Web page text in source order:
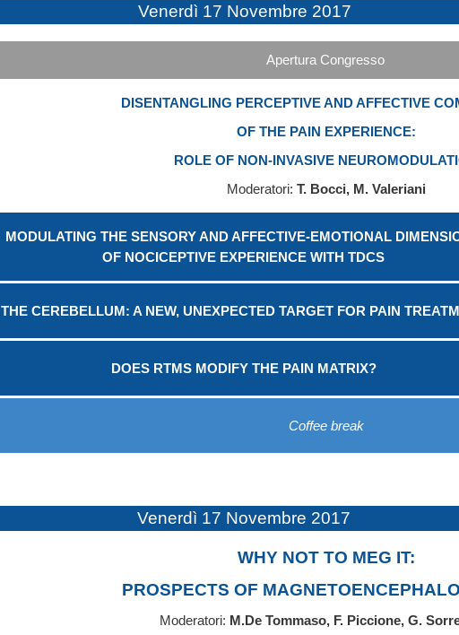
Venerdì 17 Novembre 2017
Apertura Congresso
DISENTANGLING PERCEPTIVE AND AFFECTIVE
OF THE PAIN EXPERIENCE:
ROLE OF NON-INVASIVE
Moderatori: T. Bocci, M. Valeriani
MODULATING THE SENSORY AND AFFECTIVE-EMOTIONAL
OF NOCICEPTIVE EXPERIENCE WITH TDCS
THE CEREBELLUM: A NEW, UNEXPECTED TARGET FOR PAIN
DOES RTMS MODIFY THE PAIN MATRIX?
Coffee break
Venerdì 17 Novembre 2017
WHY NOT TO MEG IT:
PROSPECTS OF
Moderatori: M.De Tommaso, F. Piccione, G.